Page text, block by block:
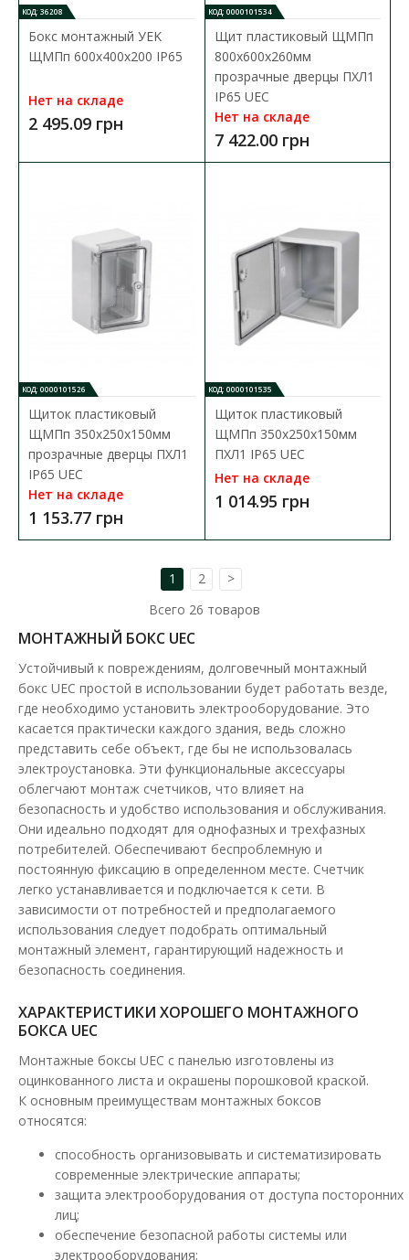
В закладки
Щиток пластиковый ЩМПп 400х300х170мм
прозрачные дверцы ПХЛ1 IP65 UEC
Доступность:
Отправка до 5 рабочих дней
Корпуса пластиковые ЩМПп IP65 предназначены для
В КОРЗИНУ
В сравнения
В закладки
Щиток пластиковый ЩМПп 400х300х170мм ПХЛ1
IP65 UEC
Доступность: В наличии
Корпуса пластиковые ЩМПп IP65 предназначены для
КОД: 36208
Бокс монтажный УEK
ЩМПп 600х400х200 IP65
Нет на складе
2 495.09 грн
КОД: 0000101534
Щит пластиковый ЩМПп
800х600х260мм
прозрачные дверцы ПХЛ1
IP65 UEC
Нет на складе
7 422.00 грн
КОД: 0000101526
Щиток пластиковый
ЩМПп 350х250х150мм
прозрачные дверцы ПХЛ1
IP65 UEC
Нет на складе
1 153.77 грн
КОД: 0000101535
Щиток пластиковый
ЩМПп 350х250х150мм
ПХЛ1 IP65 UEC
Нет на складе
1 014.95 грн
1 2
>
Всего 26 товаров
МОНТАЖНЫЙ БОКС UEC
Устойчивый к повреждениям, долговечный монтажный
бокс UEC простой в использовании будет работать везде,
где необходимо установить электрооборудование. Это
касается практически каждого здания, ведь сложно
представить себе объект, где бы не использовалась
электроустановка. Эти функциональные аксессуары
облегчают монтаж счетчиков, что влияет на
безопасность и удобство использования и обслуживания.
Они идеально подходят для однофазных и трехфазных
потребителей. Обеспечивают беспроблемную и
постоянную фиксацию в определенном месте. Счетчик
легко устанавливается и подключается к сети. В
зависимости от потребностей и предполагаемого
использования следует подобрать оптимальный
монтажный элемент, гарантирующий надежность и
безопасность соединения.
ХАРАКТЕРИСТИКИ ХОРОШЕГО МОНТАЖНОГО
БОКСА UEC
Монтажные боксы UEC с панелью изготовлены из
оцинкованного листа и окрашены порошковой краской.
К основным преимуществам монтажных боксов
относятся:
способность организовывать и систематизировать
современные электрические аппараты;
защита электрооборудования от доступа посторонних
лиц;
обеспечение безопасной работы системы или
электрооборудования;